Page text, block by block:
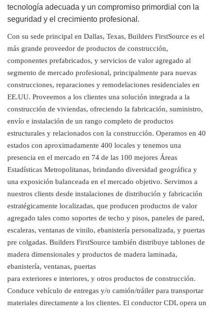
tecnología adecuada y un compromiso primordial con la
seguridad y el crecimiento profesional.
Con su sede principal en Dallas, Texas, Builders FirstSource es el
más grande proveedor de productos de construcción,
componentes prefabricados, y servicios de valor agregado al
segmento de mercado profesional, principalmente para nuevas
construcciones, reparaciones y remodelaciones residenciales en
EE.UU. Proveemos a los clientes una solución integrada a la
construcción de viviendas, ofreciendo la fabricación, suministro,
envío e instalación de un rango completo de productos
estructurales y relacionados con la construcción. Operamos en 40
estados con aproximadamente 400 locales y tenemos una
presencia en el mercado en 74 de las 100 mejores Áreas
Estadísticas Metropolitanas, brindando diversidad geográfica y
una exposición balanceada en el mercado objetivo. Servimos a
nuestros clients desde instalaciones de distribución y fabricación
estratégicamente localizadas, que producen productos de valor
agregado tales como soportes de techo y pisos, paneles de pared,
escaleras, ventanas de vinilo, ebanistería personalizada, y puertas
pre colgadas. Builders FirstSource también distribuye tablones de
madera dimensionales y productos de madera laminada,
ebanistería, ventanas, puertas
para exteriores e interiores, y otros productos de construcción.
Conduce vehículo de entregas y/o camión/tráiler para transportar
materiales directamente a los clientes. El conductor CDL opera un